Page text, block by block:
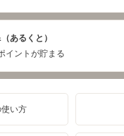
あるくと）
イントが貯まる
い方